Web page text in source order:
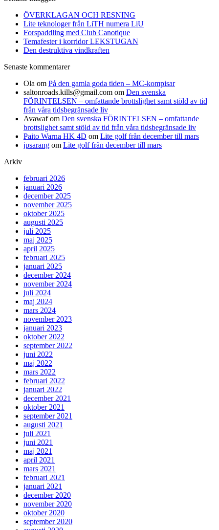
ÖVERKLAGAN OCH RESNING
Lite teknologer från LiTH numera LiU
Forspaddling med Club Canotique
Temafester i korridor LEKSTUGAN
Den destruktiva vindkraften
Senaste kommentarer
Ola om På den gamla goda tiden – MC-kompisar
saltonroads.kills@gmail.com om Den svenska
FÖRINTELSEN – omfattande brottslighet samt stöld av tid
från våra tidsbegränsade liv
Avawafom Den svenska FÖRINTELSEN – omfattande
brottslighet samt stöld av tid från våra tidsbegränsade liv
Paito Warna HK 4D om Lite golf från december till mars
jpsarang om Lite golf från december till mars
Arkiv
februari 2026
januari 2026
december 2025
november 2025
oktober 2025
augusti 2025
juli 2025
maj 2025
april 2025
februari 2025
januari 2025
december 2024
november 2024
juli 2024
maj 2024
mars 2024
november 2023
januari 2023
oktober 2022
september 2022
juni 2022
maj 2022
mars 2022
februari 2022
januari 2022
december 2021
oktober 2021
september 2021
augusti 2021
juli 2021
juni 2021
maj 2021
april 2021
mars 2021
februari 2021
januari 2021
december 2020
november 2020
oktober 2020
september 2020